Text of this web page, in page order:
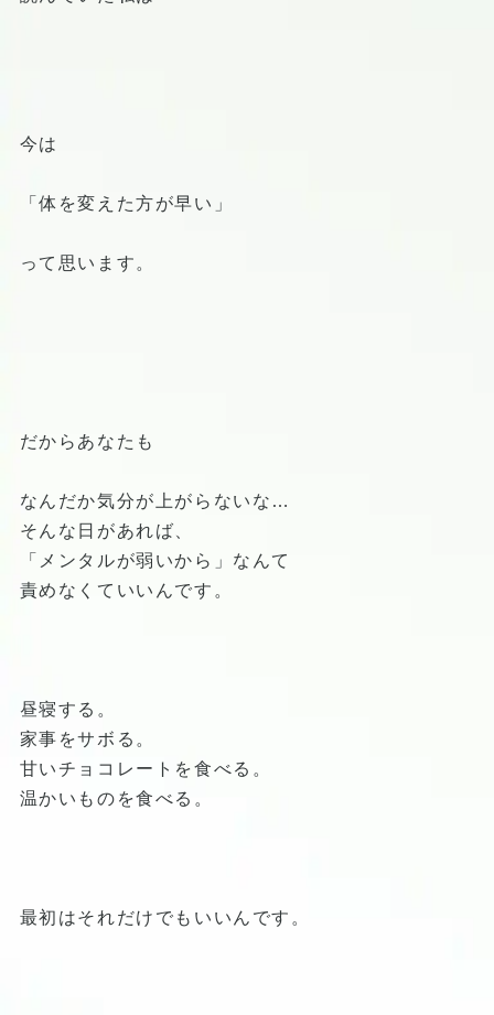
今は
「体を変えた方が早い」
って思います。
だからあなたも
なんだか気分が上がらないな…
そんな日があれば、
「メンタルが弱いから」なんて
責めなくていいんです。
昼寝する。
家事をサボる。
甘いチョコレートを食べる。
温かいものを食べる。
最初はそれだけでもいいんです。